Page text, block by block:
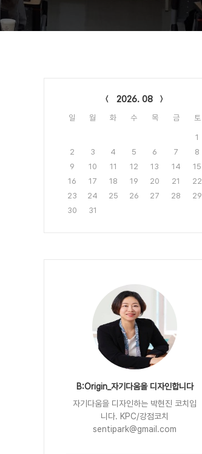
2026. 08
일 월 화 수 목 금 토
1
2
3 4 5 6 7
8
9
10 11 12 13 14
15
16
17 18 19 20 21
22
23
24 25 26 27 28
29
30
31
B:Origin_자기다움을 디자인합니다
자기다움을 디자인하는 박현진 코치입
니다. KPC/강점코치
sentipark@gmail.com